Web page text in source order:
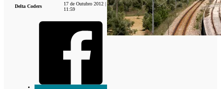
Delta Coders
17 de Outubro 2012 |
11:59